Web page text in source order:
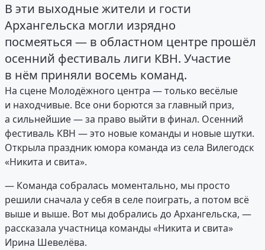
В эти выходные жители и гости
Архангельска могли изрядно
посмеяться — в областном центре прошёл
осенний фестиваль лиги КВН. Участие
в нём приняли восемь команд.
На сцене Молодёжного центра — только весёлые
и находчивые. Все они борются за главный приз,
а сильнейшие — за право выйти в финал. Осенний
фестиваль КВН — это новые команды и новые шутки.
Открыла праздник юмора команда из села Вилегодск
«Никита и свита».
— Команда собралась моментально, мы просто
решили сначала у себя в селе поиграть, а потом всё
выше и выше. Вот мы добрались до Архангельска, —
рассказала участница команды «Никита и свита»
Ирина Шевелёва.